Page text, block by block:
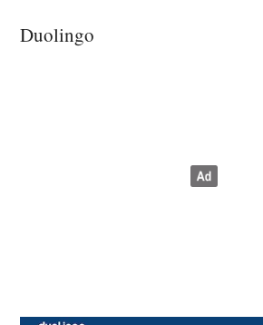
Duolingo